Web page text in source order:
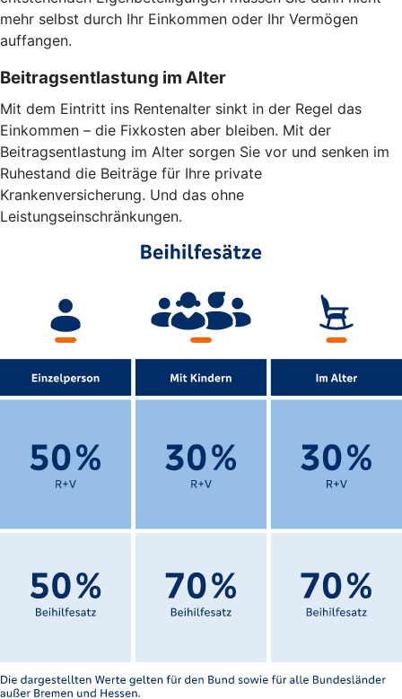
mehr selbst durch Ihr Einkommen oder Ihr Vermögen
auffangen.
Beitragsentlastung im Alter
Mit dem Eintritt ins Rentenalter sinkt in der Regel das
Einkommen – die Fixkosten aber bleiben. Mit der
Beitragsentlastung im Alter sorgen Sie vor und senken im
Ruhestand die Beiträge für Ihre private
Krankenversicherung. Und das ohne
Leistungseinschränkungen.